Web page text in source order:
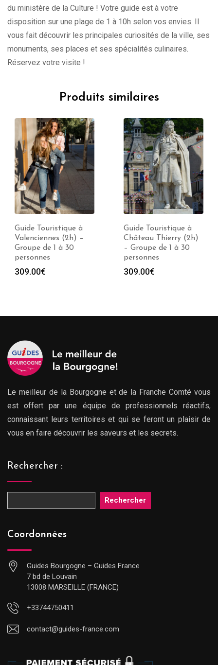
du ministère de la Culture ! Votre guide est à votre
disposition sur une plage de 1 à 10h selon vos envies. Il
vous fait découvrir les principales curiosités de la ville, ses
monuments, ses places et ses spécialités culinaires.
Réservez votre visite !
Produits similaires
Guide Touristique à
Valenciennes (2h) –
Groupe de 1 à 30
personnes
309.00€
Guide Touristique à
Château Thierry (2h)
– Groupe de 1 à 30
personnes
309.00€
Le meilleur de la Bourgogne et de la Franche Comté vous
est offert par une équipe de professionnels réactifs,
connaissant leurs territoires et qui se feront un plaisir de
vous en faire découvrir les saveurs et les secrets.
Rechercher :
Rechercher
Coordonnées
Guides Bourgogne – Guides France
7 bd de Louvain
13008 MARSEILLE (FRANCE)
+33744750411
contact@guides-france.com